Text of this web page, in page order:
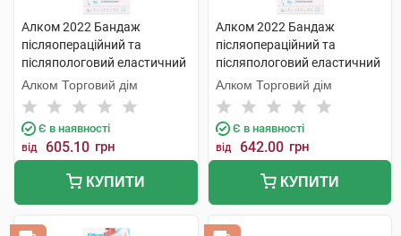
Алком 2022 Бандаж
післяопераційний та
післяпологовий еластичний
Євро розмір 5 1 шт
Алком Торговий дім
Є в наявності
від 605.10 грн
КУПИТИ
Алком 2022 Бандаж
післяопераційний та
післяпологовий еластичний
Євро розмір 5 1 шт
Алком Торговий дім
Є в наявності
від 642.00 грн
КУПИТИ